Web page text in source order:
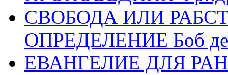
СВОБОДА ИЛИ
ОПРЕДЕЛЕНИЕ Боб де
ЕВАНГЕЛИЕ ДЛЯ